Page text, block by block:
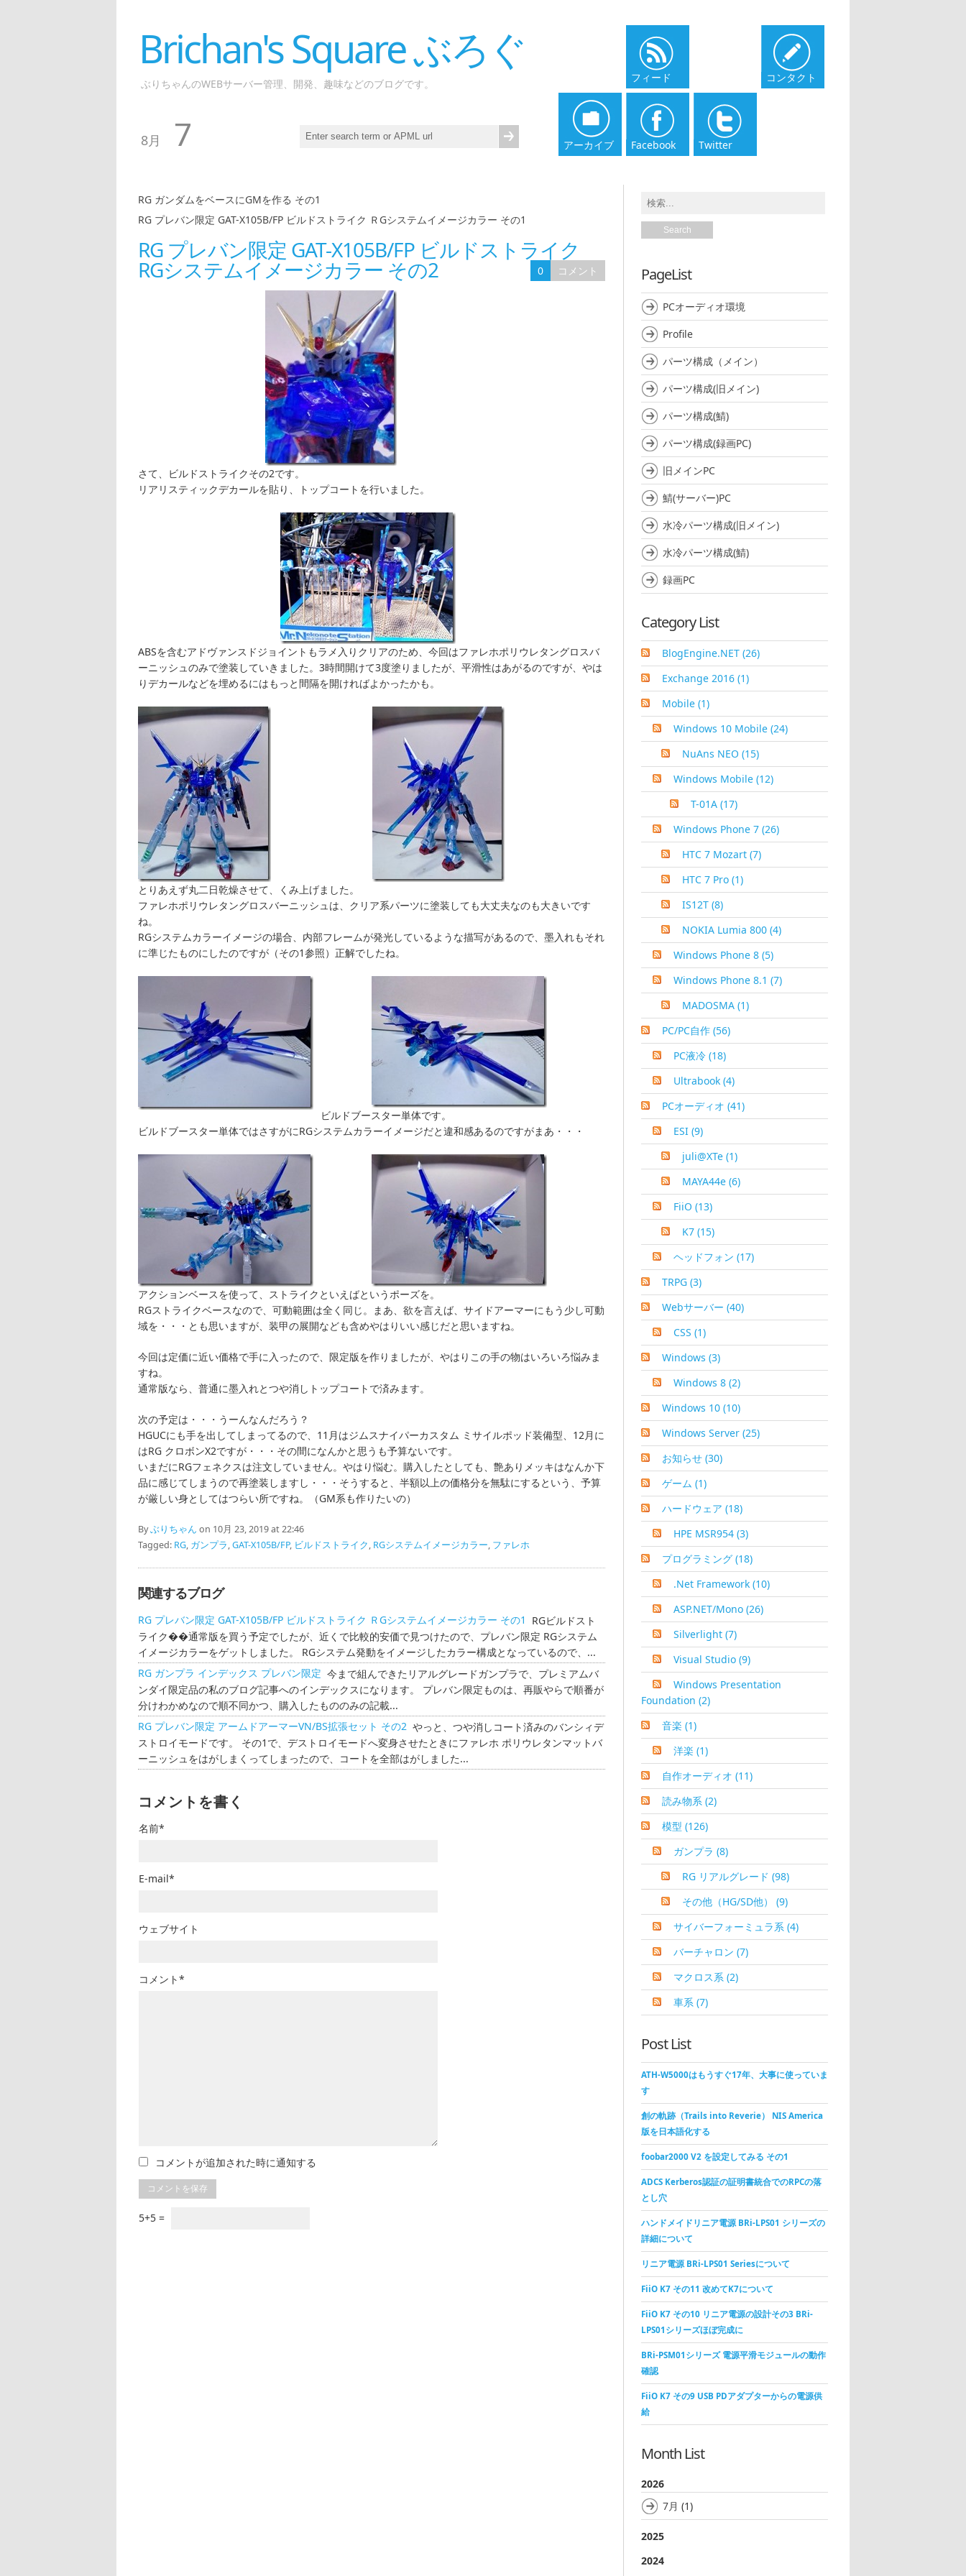
Brichan's Square ぶろぐ
ぶりちゃんのWEBサーバー管理、開発、趣味などのブログです。
8月 7
フィード コンタクト
アーカイブ Facebook Twitter
RG ガンダムをベースにGMを作る その1
RG プレバン限定 GAT-X105B/FP ビルドストライク ＲGシステムイメージカラー その1
RG プレバン限定 GAT-X105B/FP ビルドストライク
RGシステムイメージカラー その2 0 コメント
さて、ビルドストライクその2です。
リアリスティックデカールを貼り、トップコートを行いました。
ABSを含むアドヴァンスドジョイントもラメ入りクリアのため、今回はファレホポリウレタングロスバ
ーニッシュのみで塗装していきました。3時間開けて3度塗りましたが、平滑性はあがるのですが、やは
りデカールなどを埋めるにはもっと間隔を開ければよかったかも。
とりあえず丸二日乾燥させて、くみ上げました。
ファレホポリウレタングロスバーニッシュは、クリア系パーツに塗装しても大丈夫なのも大きいです
ね。
RGシステムカラーイメージの場合、内部フレームが発光しているような描写があるので、墨入れもそれ
に準じたものにしたのですが（その1参照）正解でしたね。
ビルドブースター単体です。
ビルドブースター単体ではさすがにRGシステムカラーイメージだと違和感あるのですがまあ・・・
アクションベースを使って、ストライクといえばというポーズを。
RGストライクベースなので、可動範囲は全く同じ。まあ、欲を言えば、サイドアーマーにもう少し可動
域を・・・とも思いますが、装甲の展開なども含めやはりいい感じだと思いますね。
今回は定価に近い価格で手に入ったので、限定版を作りましたが、やはりこの手の物はいろいろ悩みま
すね。
通常版なら、普通に墨入れとつや消しトップコートで済みます。
次の予定は・・・うーんなんだろう？
HGUCにも手を出してしまってるので、11月はジムスナイパーカスタム ミサイルポッド装備型、12月に
はRG クロボンX2ですが・・・その間になんかと思うも予算ないです。
いまだにRGフェネクスは注文していません。やはり悩む。購入したとしても、艶ありメッキはなんか下
品に感じてしまうので再塗装しますし・・・そうすると、半額以上の価格分を無駄にするという、予算
が厳しい身としてはつらい所ですね。（GM系も作りたいの）
Byぶりちゃん on 10月 23, 2019 at 22:46
Tagged: RG, ガンプラ,GAT-X105B/FP, ビルドストライク, RGシステムイメージカラー, ファレホ
関連するブログ
RG プレバン限定 GAT-X105B/FP ビルドストライク ＲGシステムイメージカラー その1
RGビルドスト
ライク��通常版を買う予定でしたが、近くで比較的安価で見つけたので、プレバン限定 RGシステム
イメージカラーをゲットしました。 RGシステム発動をイメージしたカラー構成となっているので、...
RG ガンプラ インデックス プレバン限定 今まで組んできたリアルグレードガンプラで、プレミアムバ
ンダイ限定品の私のブログ記事へのインデックスになります。 プレバン限定ものは、再販やらで順番が
分けわかめなので順不同かつ、購入したもののみの記載...
RG プレバン限定 アームドアーマーVN/BS拡張セット その2 やっと、つや消しコート済みのバンシィデ
ストロイモードです。 その1で、デストロイモードへ変身させたときにファレホ ポリウレタンマットバ
ーニッシュをはがしまくってしまったので、コートを全部はがしました...
コメントを書く
名前*
E-mail*
ウェブサイト
コメント*
コメントが追加された時に通知する
5+5 =
PageList
PCオーディオ環境
Profile
パーツ構成（メイン）
パーツ構成(旧メイン)
パーツ構成(鯖)
パーツ構成(録画PC)
旧メインPC
鯖(サーバー)PC
水冷パーツ構成(旧メイン)
水冷パーツ構成(鯖)
録画PC
Category List
BlogEngine.NET (26)
Exchange 2016 (1)
Mobile (1)
Windows 10 Mobile (24)
NuAns NEO (15)
Windows Mobile (12)
T-01A (17)
Windows Phone 7 (26)
HTC 7 Mozart (7)
HTC 7 Pro (1)
IS12T (8)
NOKIA Lumia 800 (4)
Windows Phone 8 (5)
Windows Phone 8.1 (7)
MADOSMA (1)
PC/PC自作 (56)
PC液冷 (18)
Ultrabook (4)
PCオーディオ (41)
ESI (9)
juli@XTe (1)
MAYA44e (6)
FiiO (13)
K7 (15)
ヘッドフォン (17)
TRPG (3)
Webサーバー (40)
CSS (1)
Windows (3)
Windows 8 (2)
Windows 10 (10)
Windows Server (25)
お知らせ (30)
ゲーム (1)
ハードウェア (18)
HPE MSR954 (3)
プログラミング (18)
.Net Framework (10)
ASP.NET/Mono (26)
Silverlight (7)
Visual Studio (9)
Windows Presentation
Foundation (2)
音楽 (1)
洋楽 (1)
自作オーディオ (11)
読み物系 (2)
模型 (126)
ガンプラ (8)
RG リアルグレード (98)
その他（HG/SD他） (9)
サイバーフォーミュラ系 (4)
バーチャロン (7)
マクロス系 (2)
車系 (7)
Post List
ATH-W5000はもうすぐ17年、大事に使っていま
す
創の軌跡（Trails into Reverie） NIS America
版を日本語化する
foobar2000 V2 を設定してみる その1
ADCS Kerberos認証の証明書統合でのRPCの落
とし穴
ハンドメイドリニア電源 BRi-LPS01 シリーズの
詳細について
リニア電源 BRi-LPS01 Seriesについて
FiiO K7 その11 改めてK7について
FiiO K7 その10 リニア電源の設計その3 BRi-
LPS01シリーズほぼ完成に
BRi-PSM01シリーズ 電源平滑モジュールの動作
確認
FiiO K7 その9 USB PDアダプターからの電源供
給
Month List
2026
7月 (1)
2025
2024